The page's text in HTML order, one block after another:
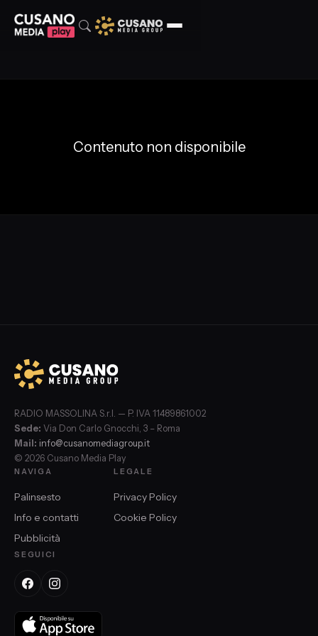
Contenuto non disponibile
RADIO MASSOLINA S.r.l. — P. IVA 11489861002
Sede: Via Don Carlo Gnocchi, 3 – Roma
Mail: info@cusanomediagroup.it
© 2026 Cusano Media Play
NAVIGA
Palinsesto
Info e contatti
Pubblicità
LEGALE
Privacy Policy
Cookie Policy
SEGUICI